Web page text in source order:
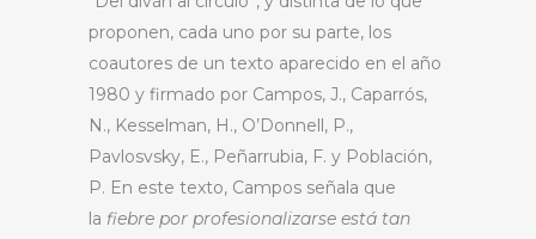
proponen, cada uno por su parte, los
coautores de un texto aparecido en el año
1980 y firmado por Campos, J., Caparrós,
N., Kesselman, H., O’Donnell, P.,
Pavlosvsky, E., Peñarrubia, F. y Población,
P. En este texto, Campos señala que
la fiebre por profesionalizarse está tan